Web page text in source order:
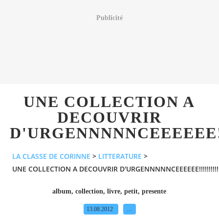
Publicité
UNE COLLECTION A
DECOUVRIR
LA CLASSE DE CORINNE > LITTERATURE >
UNE COLLECTION A DECOUVRIR D'URGENNNNNCEEEEEE!!!!!!!!!!
album,collection,livre,petit,presente
13.08.2012